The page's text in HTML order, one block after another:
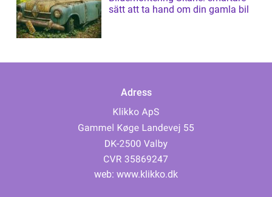
sätt att ta hand om din gamla bil
Adress
web: www.klikko.dk